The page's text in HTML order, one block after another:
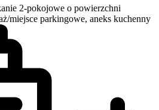
2-pokojowe o powierzchni
miejsce parkingowe, aneks kuchenny